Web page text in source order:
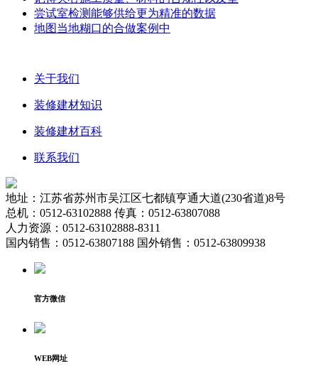
尝试室检测能够供给更为精准的数据
地图当地糊口的合做案例中
关于我们
装修建材知识
装修建材百科
联系我们
地址：江苏省苏州市吴江区七都镇亨通大道(230省道)8号
总机：0512-63102888 传真：0512-63807088
人力资源：0512-63102888-8311
国内销售：0512-63807188 国外销售：0512-63809938
官方微信
WEB网址